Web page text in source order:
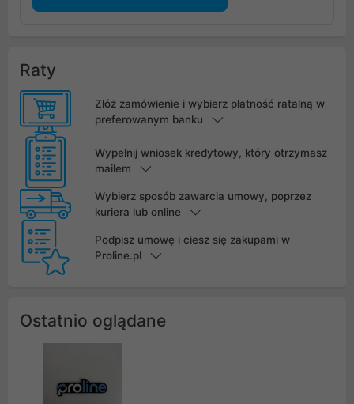
Raty
Złóż zamówienie i wybierz płatność ratalną w
preferowanym banku
Wypełnij wniosek kredytowy, który otrzymasz
mailem
Wybierz sposób zawarcia umowy, poprzez
kuriera lub online
Podpisz umowę i ciesz się zakupami w
Proline.pl
Ostatnio oglądane